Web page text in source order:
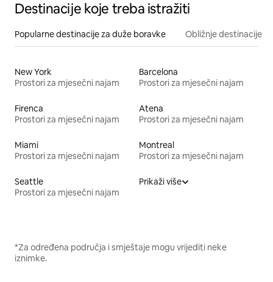
Destinacije koje treba istražiti
Popularne destinacije za duže boravke Obližnje destinacije
New York
Prostori za mjesečni najam
Barcelona
Prostori za mjesečni najam
Firenca
Prostori za mjesečni najam
Atena
Prostori za mjesečni najam
Miami
Prostori za mjesečni najam
Montreal
Prostori za mjesečni najam
Seattle
Prostori za mjesečni najam
Prikaži više
*Za određena područja i smještaje mogu vrijediti neke
iznimke.